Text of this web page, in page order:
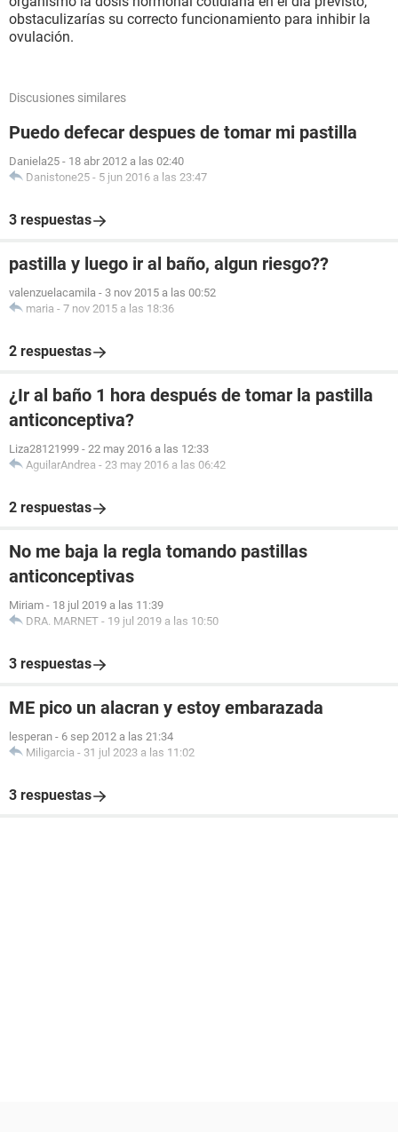
obstaculizarías su correcto funcionamiento para inhibir la
ovulación.
Discusiones similares
Puedo defecar despues de tomar mi pastilla
Daniela25 - 18 abr 2012 a las 02:40
Danistone25 - 5 jun 2016 a las 23:47
3 respuestas
pastilla y luego ir al baño, algun riesgo??
valenzuelacamila - 3 nov 2015 a las 00:52
maria - 7 nov 2015 a las 18:36
2 respuestas
¿Ir al baño 1 hora después de tomar la pastilla
anticonceptiva?
Liza28121999 - 22 may 2016 a las 12:33
AguilarAndrea - 23 may 2016 a las 06:42
2 respuestas
No me baja la regla tomando pastillas
anticonceptivas
Miriam - 18 jul 2019 a las 11:39
DRA. MARNET - 19 jul 2019 a las 10:50
3 respuestas
ME pico un alacran y estoy embarazada
lesperan - 6 sep 2012 a las 21:34
Miligarcia - 31 jul 2023 a las 11:02
3 respuestas